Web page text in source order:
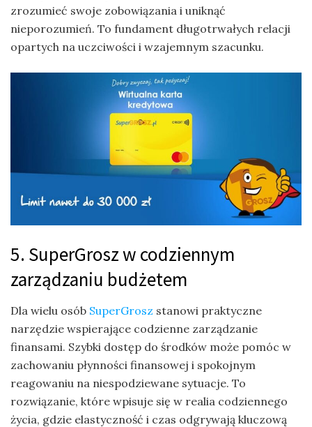
zrozumieć swoje zobowiązania i uniknąć
nieporozumień. To fundament długotrwałych relacji
opartych na uczciwości i wzajemnym szacunku.
5. SuperGrosz w codziennym
zarządzaniu budżetem
Dla wielu osób SuperGrosz stanowi praktyczne
narzędzie wspierające codzienne zarządzanie
finansami. Szybki dostęp do środków może pomóc w
zachowaniu płynności finansowej i spokojnym
reagowaniu na niespodziewane sytuacje. To
rozwiązanie, które wpisuje się w realia codziennego
życia, gdzie elastyczność i czas odgrywają kluczową